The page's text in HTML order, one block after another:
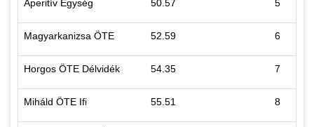
Aperitív Egység 50.57 5
Magyarkanizsa ÖTE 52.59 6
Horgos ÖTE Délvidék 54.35 7
Miháld ÖTE Ifi 55.51 8